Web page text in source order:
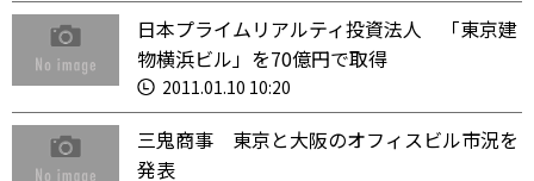
日本プライムリアルティ投資法人 「東京建
物横浜ビル」を70億円で取得
2011.01.10 10:20
三鬼商事 東京と大阪のオフィスビル市況を
発表